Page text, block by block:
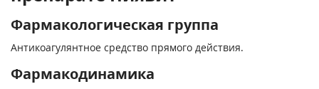
Фармакологическая группа
Антикоагулянтное средство прямого действия.
Фармакодинамика